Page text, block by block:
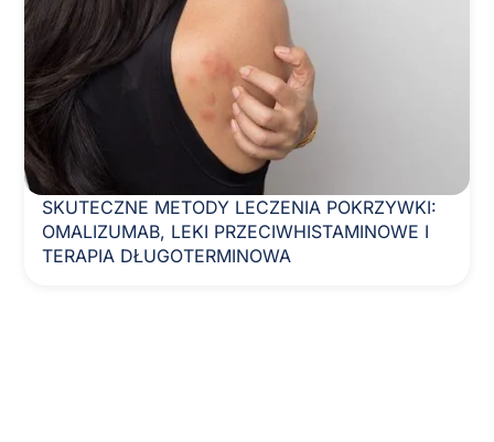
SKUTECZNE METODY LECZENIA POKRZYWKI:
OMALIZUMAB, LEKI PRZECIWHISTAMINOWE I
TERAPIA DŁUGOTERMINOWA